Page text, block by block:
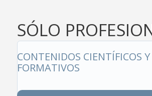
SÓLO
CONTENIDOS CIENTÍFICOS Y
FORMATIVOS